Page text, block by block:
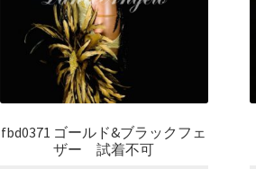
fbd0371 ゴールド&ブラックフェ
ザー 試着不可